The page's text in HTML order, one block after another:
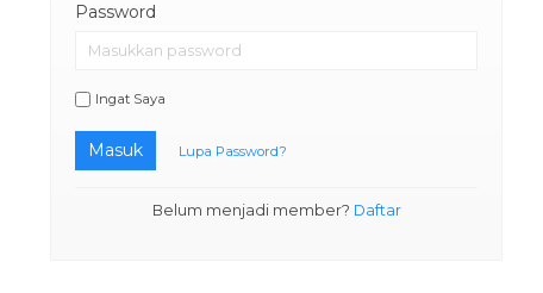
Password
Ingat Saya
Masuk Lupa Password?
Belum menjadi member? Daftar